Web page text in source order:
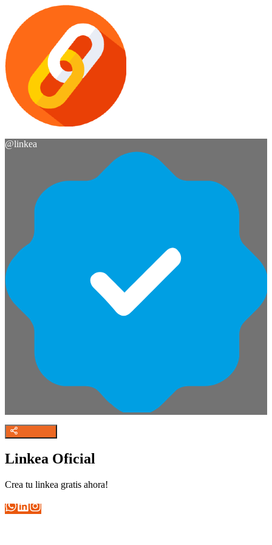
@linkea
Linkea Oficial
Crea tu linkea gratis ahora!